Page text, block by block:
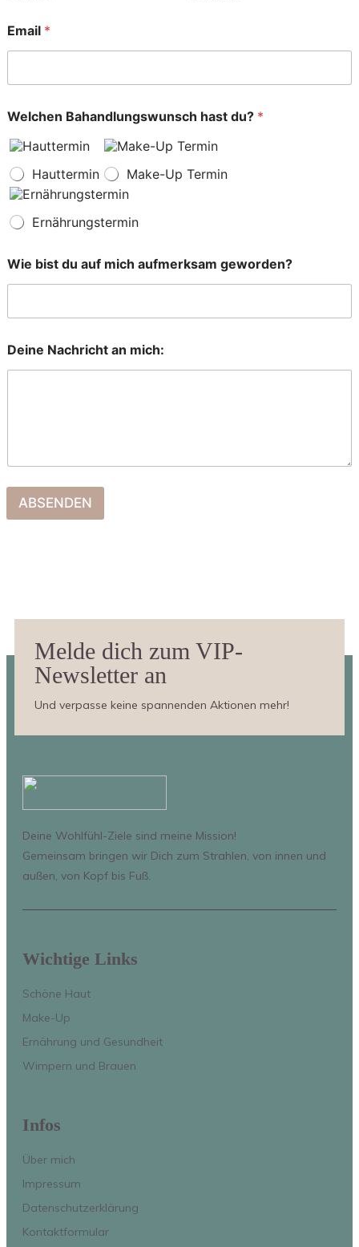
Email *
Welchen Bahandlungswunsch hast du? *
Hauttermin Make-Up Termin
Ernährungstermin
Wie bist du auf mich aufmerksam geworden?
Deine Nachricht an mich:
ABSENDEN
Melde dich zum VIP-
Newsletter an
Und verpasse keine spannenden Aktionen mehr!
Deine Wohlfühl-Ziele sind meine Mission!
Gemeinsam bringen wir Dich zum Strahlen, von innen und
außen, von Kopf bis Fuß.
Wichtige Links
Schöne Haut
Make-Up
Ernährung und Gesundheit
Wimpern und Brauen
Infos
Über mich
Impressum
Datenschutzerklärung
Kontaktformular